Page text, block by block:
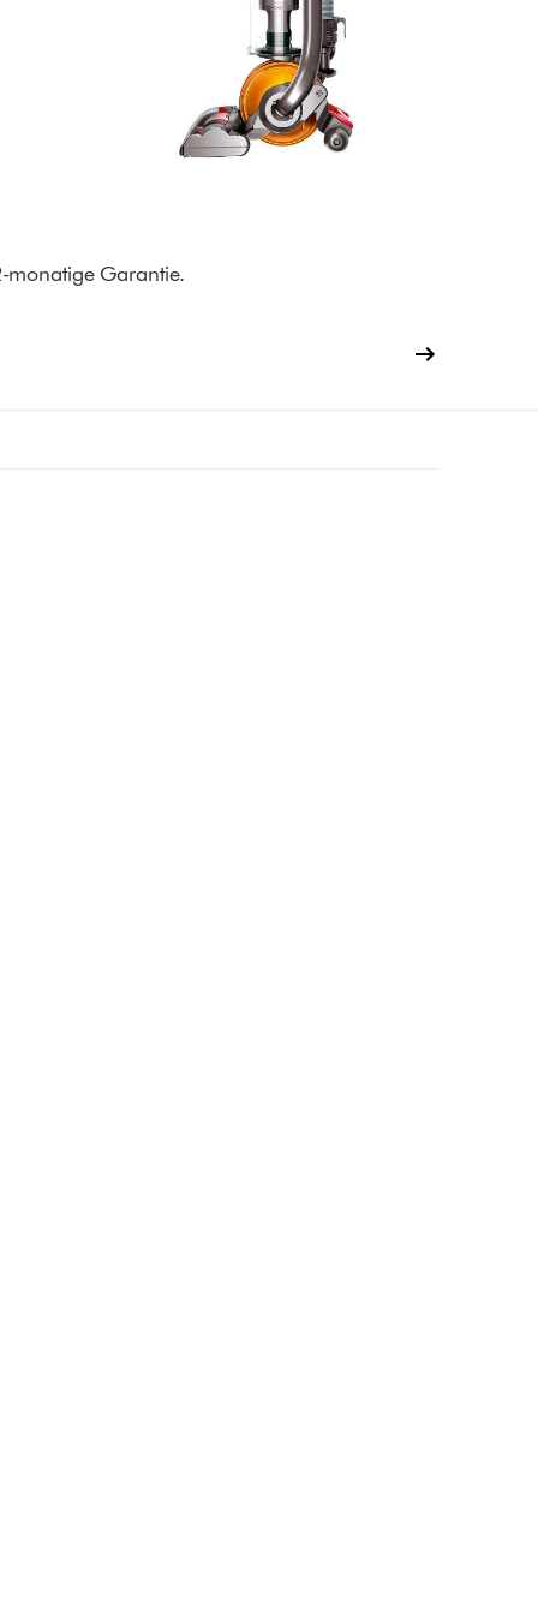
monatige Garantie.